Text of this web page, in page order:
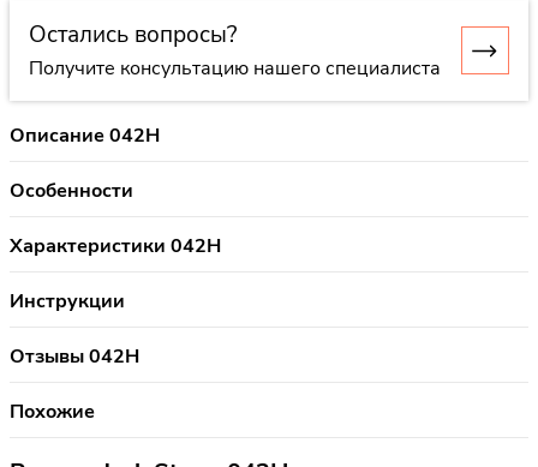
Остались вопросы?
Получите консультацию нашего специалиста
Описание 042H
Особенности
Характеристики 042H
Инструкции
Отзывы 042H
Похожие